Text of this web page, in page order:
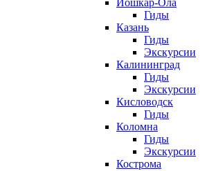
Йошкар-Ола
Гиды
Казань
Гиды
Экскурсии
Калининград
Гиды
Экскурсии
Кисловодск
Гиды
Коломна
Гиды
Экскурсии
Кострома